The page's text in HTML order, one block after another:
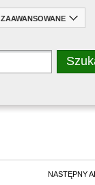
ZAAWANSOWANE
NASTĘPNY